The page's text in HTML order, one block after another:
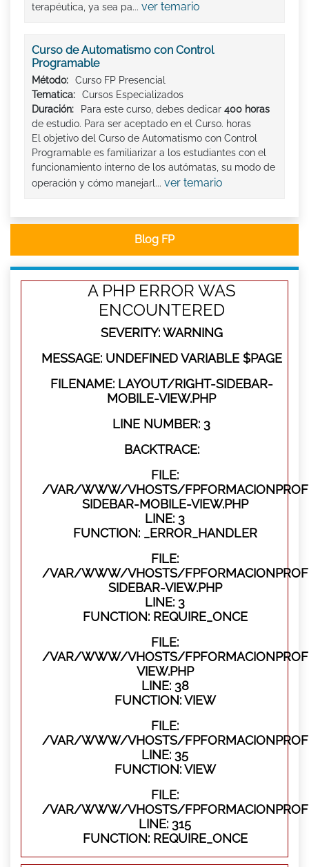
terapéutica, ya sea pa... ver temario
Curso de Automatismo con Control
Programable
Método:
Curso FP Presencial
Tematica:
Cursos Especializados
Duración:
Para este curso, debes dedicar 400 horas
de estudio. Para ser aceptado en el Curso. horas
El objetivo del Curso de Automatismo con Control
Programable es familiarizar a los estudiantes con el
funcionamiento interno de los autómatas, su modo de
operación y cómo manejarl... ver temario
Blog FP
A PHP ERROR WAS
ENCOUNTERED
SEVERITY: WARNING
MESSAGE: UNDEFINED VARIABLE $PAGE
FILENAME: LAYOUT/RIGHT-SIDEBAR-
MOBILE-VIEW.PHP
LINE NUMBER: 3
BACKTRACE:
FILE:
/VAR/WWW/VHOSTS/
SIDEBAR-MOBILE-VIEW.PHP
LINE: 3
FUNCTION: _ERROR_HANDLER
FILE:
/VAR/WWW/VHOSTS/
SIDEBAR-VIEW.PHP
LINE: 3
FUNCTION: REQUIRE_ONCE
FILE:
/VAR/WWW/VHOSTS/
VIEW.PHP
LINE: 38
FUNCTION: VIEW
FILE:
/VAR/WWW/VHOSTS/
LINE: 35
FUNCTION: VIEW
FILE:
/VAR/WWW/VHOSTS/
LINE: 315
FUNCTION: REQUIRE_ONCE